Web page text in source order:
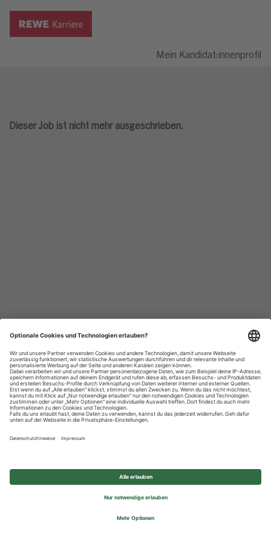
Mein Kandidat:innenprofil
Dieser Job ist nicht mehr ausgeschrieben.
Datenschutzhinweise
Impressum
Privatsphäre-Einstellungen
© 2026 REWE Group - All rights reserved